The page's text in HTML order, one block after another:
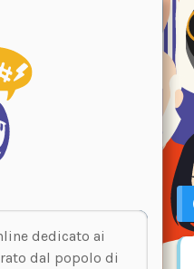
dedicato ai
dal popolo di